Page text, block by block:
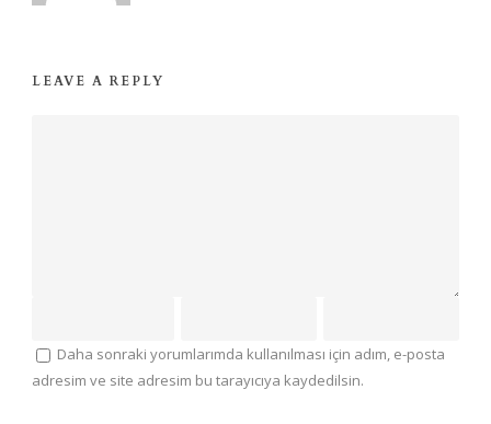
LEAVE A REPLY
Daha sonraki yorumlarımda kullanılması için adım, e-posta
adresim ve site adresim bu tarayıcıya kaydedilsin.